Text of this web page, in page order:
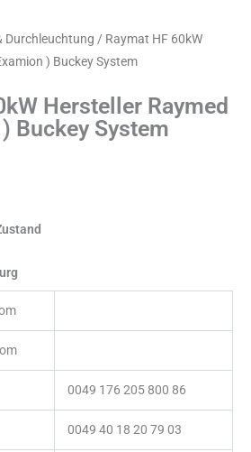
Durchleuchtung / Raymat HF 60kW
) Buckey System
Hersteller Raymed
Buckey System
0049 176 205 800 86
0049 40 18 20 79 03